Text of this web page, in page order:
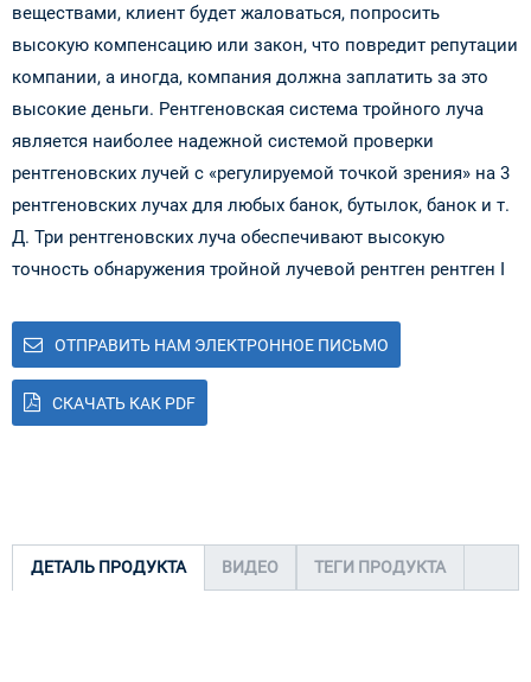
веществами, клиент будет жаловаться, попросить
высокую компенсацию или закон, что повредит репутации
компании, а иногда, компания должна заплатить за это
высокие деньги. Рентгеновская система тройного луча
является наиболее надежной системой проверки
рентгеновских лучей с «регулируемой точкой зрения» на 3
рентгеновских лучах для любых банок, бутылок, банок и т.
Д. Три рентгеновских луча обеспечивают высокую
точность обнаружения тройной лучевой рентген рентген I
ОТПРАВИТЬ НАМ ЭЛЕКТРОННОЕ ПИСЬМО
СКАЧАТЬ КАК PDF
ДЕТАЛЬ ПРОДУКТА ВИДЕО ТЕГИ ПРОДУКТА